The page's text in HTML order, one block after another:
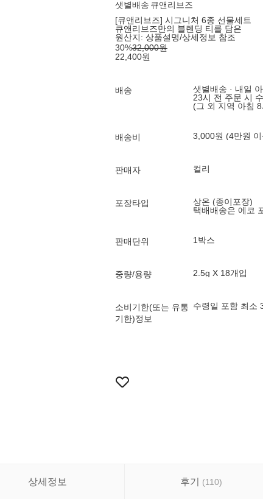
샛별배송 큐앤리브즈
[큐앤리브즈] 시그니처 6종 선물세트
큐앤리브즈만의 블렌딩 티를 담은
원산지: 상품설명/상세정보 참조
30%32,000원
22,400원
배송
샛별배송 · 내일
23시 전 주문 시
(그 외 지역 아침
배송비 3,000원 (4만원
판매자 컬리
포장타입
상온 (종이포장)
택배배송은 에코
판매단위 1박스
중량/용량 2.5g X 18개입
소비기한(또는 유통
기한)정보
수령일 포함 최소
상세정보 후기 (110)